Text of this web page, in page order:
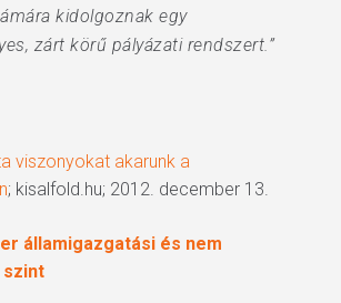
kidolgoznak egy
zárt körű pályázati rendszert.”
viszonyokat akarunk a
; kisalfold.hu; 2012. december 13.
államigazgatási és nem
szint